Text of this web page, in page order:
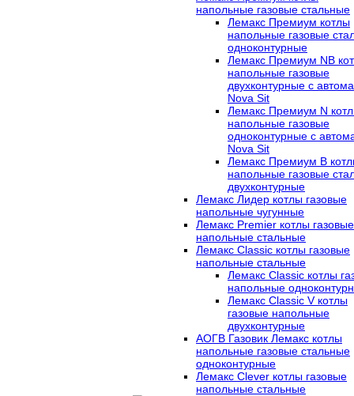
напольные газовые стальные
Лемакс Премиум котлы
напольные газовые
одноконтурные
Лемакс Премиум NB
напольные газовые
двухконтурные c
Nova Sit
Лемакс Премиум N
напольные газовые
одноконтурные c
Nova Sit
Лемакс Премиум B
напольные газовые
двухконтурные
Лемакс Лидер котлы газовые
напольные чугунные
Лемакс Premier котлы газовые
напольные стальные
Лемакс Classic котлы газовые
напольные стальные
Лемакс Classic котлы
напольные
Лемакс Classic V котлы
газовые напольные
двухконтурные
АОГВ Газовик Лемакс котлы
напольные газовые стальные
одноконтурные
Лемакс Clever котлы газовые
напольные стальные